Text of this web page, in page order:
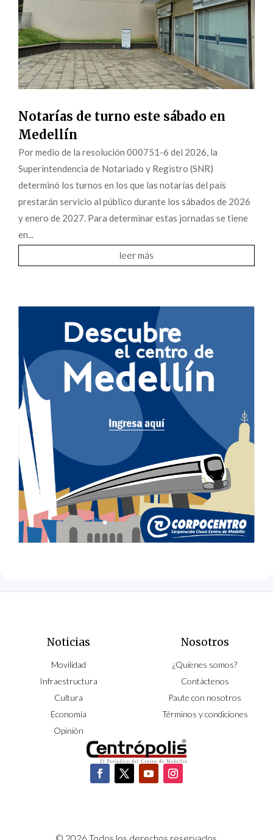
Notarías de turno este sábado en
Medellín
Por medio de la resolución 000751-6 del 2026, la
Superintendencia de Notariado y Registro (SNR)
determinó los turnos en los que las notarías del país
prestarán servicio al público durante los sábados de 2026
y enero de 2027. Para determinar estas jornadas se tiene
en...
leer más
Noticias
Movilidad
Infraestructura
Cultura
Economía
Opinión
Nosotros
¿Quíenes somos?
Contáctenos
Paute con nosotros
Términos y condiciones